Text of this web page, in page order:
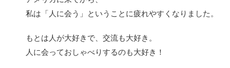
私は「人に会う」ということに疲れやすくなりました。
もとは人が大好きで、交流も大好き。
人に会っておしゃべりするのも大好き！